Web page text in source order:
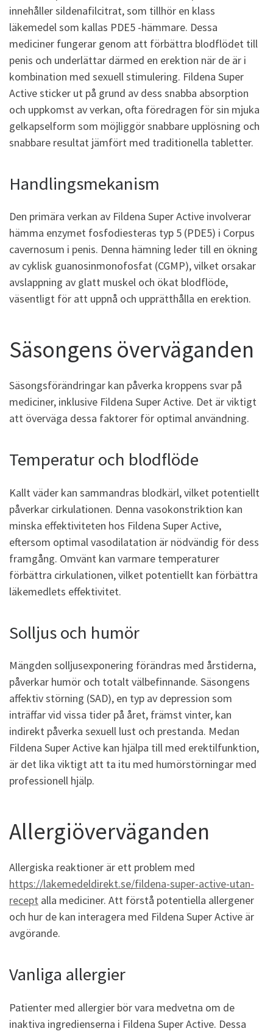
innehåller sildenafilcitrat, som tillhör en klass
läkemedel som kallas PDE5 -hämmare. Dessa
mediciner fungerar genom att förbättra blodflödet till
penis och underlättar därmed en erektion när de är i
kombination med sexuell stimulering. Fildena Super
Active sticker ut på grund av dess snabba absorption
och uppkomst av verkan, ofta föredragen för sin mjuka
gelkapselform som möjliggör snabbare upplösning och
snabbare resultat jämfört med traditionella tabletter.
Handlingsmekanism
Den primära verkan av Fildena Super Active involverar
hämma enzymet fosfodiesteras typ 5 (PDE5) i Corpus
cavernosum i penis. Denna hämning leder till en ökning
av cyklisk guanosinmonofosfat (CGMP), vilket orsakar
avslappning av glatt muskel och ökat blodflöde,
väsentligt för att uppnå och upprätthålla en erektion.
Säsongens överväganden
Säsongsförändringar kan påverka kroppens svar på
mediciner, inklusive Fildena Super Active. Det är viktigt
att överväga dessa faktorer för optimal användning.
Temperatur och blodflöde
Kallt väder kan sammandras blodkärl, vilket potentiellt
påverkar cirkulationen. Denna vasokonstriktion kan
minska effektiviteten hos Fildena Super Active,
eftersom optimal vasodilatation är nödvändig för dess
framgång. Omvänt kan varmare temperaturer
förbättra cirkulationen, vilket potentiellt kan förbättra
läkemedlets effektivitet.
Solljus och humör
Mängden solljusexponering förändras med årstiderna,
påverkar humör och totalt välbefinnande. Säsongens
affektiv störning (SAD), en typ av depression som
inträffar vid vissa tider på året, främst vinter, kan
indirekt påverka sexuell lust och prestanda. Medan
Fildena Super Active kan hjälpa till med erektilfunktion,
är det lika viktigt att ta itu med humörstörningar med
professionell hjälp.
Allergiöverväganden
Allergiska reaktioner är ett problem med
https://lakemedeldirekt.se/fildena-super-active-utan-
recept alla mediciner. Att förstå potentiella allergener
och hur de kan interagera med Fildena Super Active är
avgörande.
Vanliga allergier
Patienter med allergier bör vara medvetna om de
inaktiva ingredienserna i Fildena Super Active. Dessa